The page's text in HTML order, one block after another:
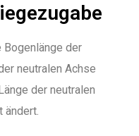
der
neutralen Achse
der neutralen
ändert.